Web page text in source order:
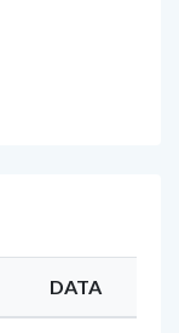
DATA